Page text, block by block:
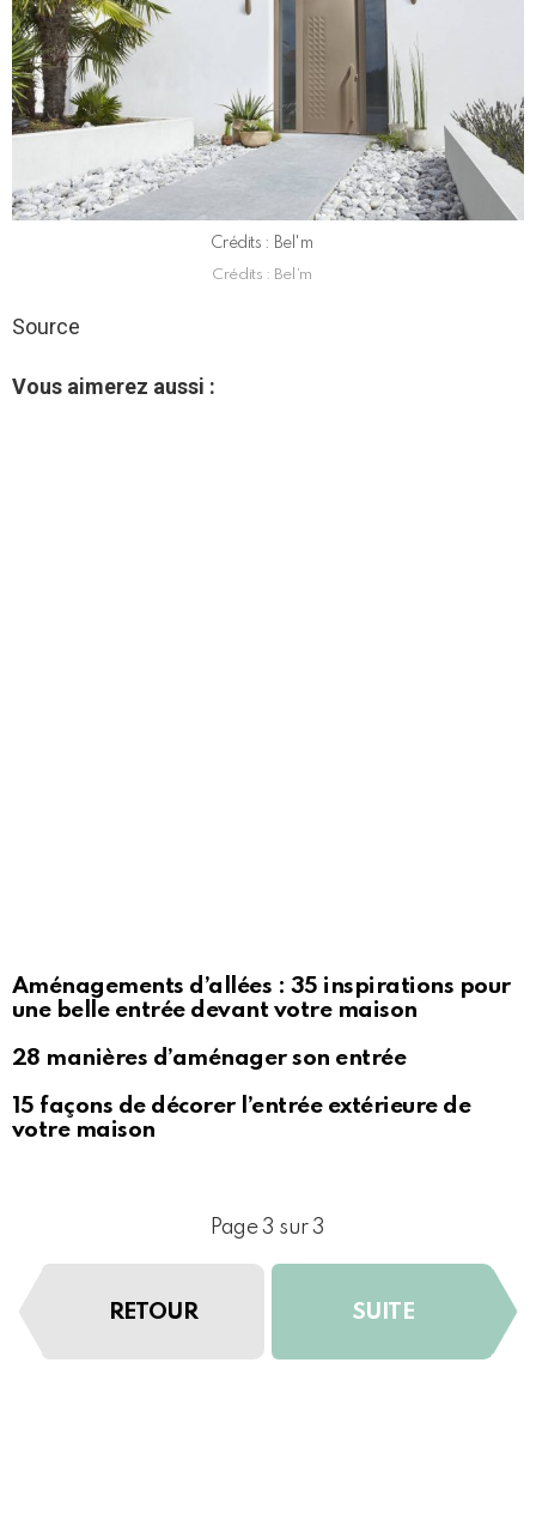
Crédits : Bel'm
Crédits : Bel’m
Source
Vous aimerez aussi :
Aménagements d’allées : 35 inspirations pour
une belle entrée devant votre maison
28 manières d’aménager son entrée
15 façons de décorer l’entrée extérieure de
votre maison
Page 3 sur 3
RETOUR SUITE